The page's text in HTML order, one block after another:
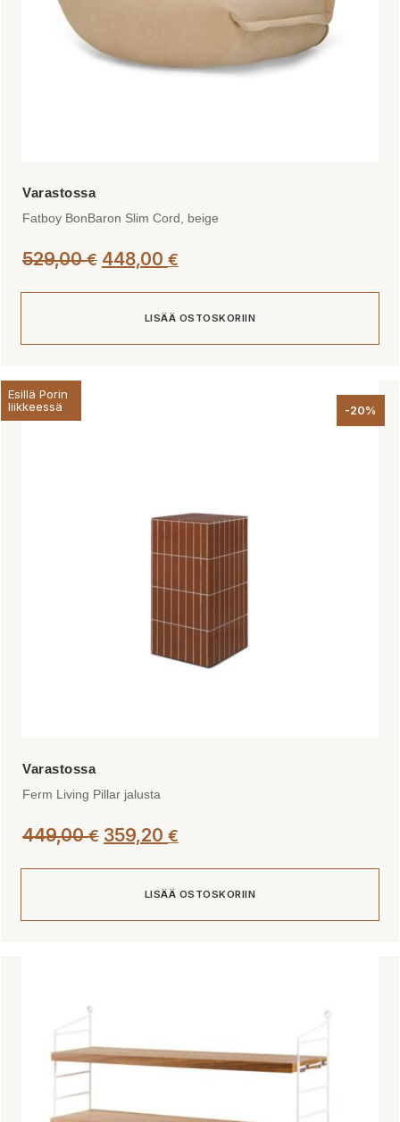
Fatboy BonBaron Slim Cord, beige
529,00€ Alkuperäinen
529,00 €.
448,00 €
448,00 €.
LISÄÄ OSTOSKORIIN
Esillä Porin
liikkeessä
-20%
Ferm Living Pillar jalusta
449,00€ 359,20 €
LISÄÄ OSTOSKORIIN